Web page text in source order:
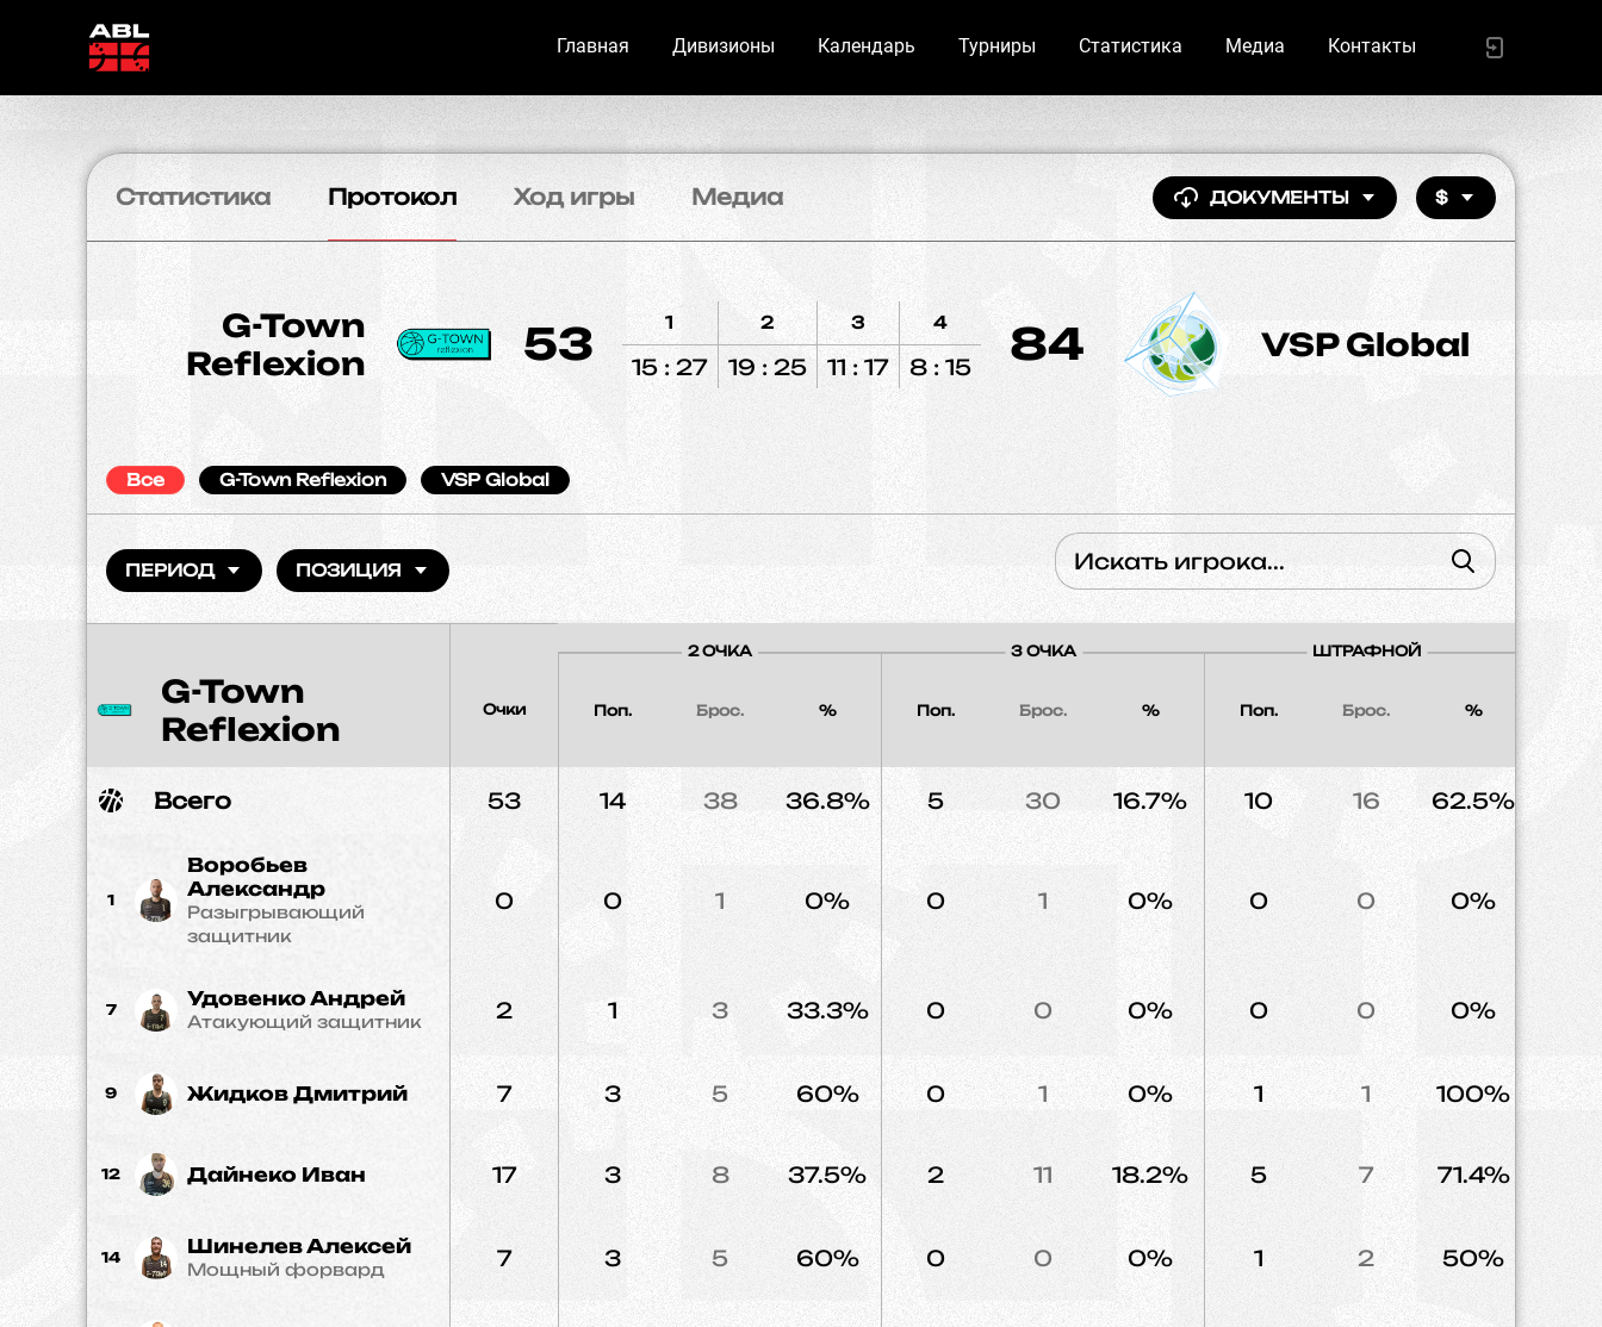
Главная Дивизионы Календарь Турниры Статистика Медиа Контакты
Статистика Протокол Ход игры Медиа ДОКУМЕНТЫ $
G-Town
Reflexion
53 1
15 : 27
2
19 : 25
3
11 : 17
4
8 : 15
VSP Global
84
Все G-Town Reflexion VSP Global
ПЕРИОД ПОЗИЦИЯ
G-Town
Reflexion
Очки
2 ОЧКА
Поп. Брос. %
3 ОЧКА
Поп. Брос. %
ШТРАФНОЙ
Поп. Брос. %
Всего 53 14 38 36.8% 5 30 16.7% 10 16 62.5%
1
Воробьев
Александр
Разыгрывающий
защитник
0 0 1 0% 0 1 0% 0 0 0%
7 Удовенко Андрей
Атакующий защитник 2 1 3 33.3% 0 0 0% 0 0 0%
9 Жидков Дмитрий 7 3 5 60% 0 1 0% 1 1 100% 2
12 Дайнеко Иван 17 3 8 37.5% 2 11 18.2% 5 7 71.4%
14 Шинелев Алексей
Мощный форвард 7 3 5 60% 0 0 0% 1 2 50%